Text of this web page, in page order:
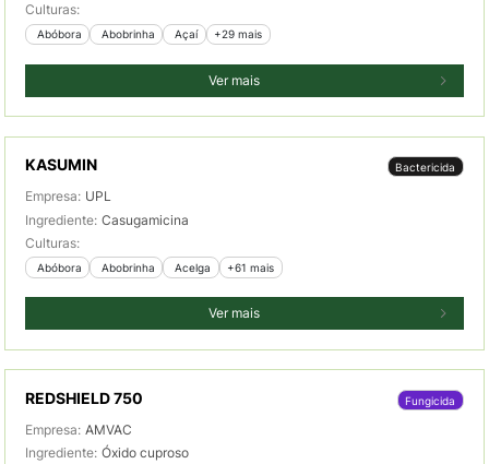
Culturas:
Abóbora Abobrinha Açaí +29 mais
Ver mais
KASUMIN Bactericida
Empresa: UPL
Ingrediente: Casugamicina
Culturas:
Abóbora Abobrinha Acelga +61 mais
Ver mais
REDSHIELD 750 Fungicida
Empresa: AMVAC
Ingrediente: Óxido cuproso